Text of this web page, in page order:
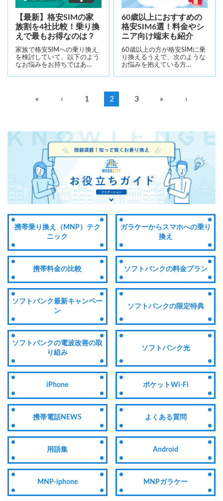
【最新】格安SIMの家
族割を4社比較！乗り換
えで最もお得なのは？
家族で格安SIMへの乗り換え
を検討していて、以下のよう
なお悩みをお持ちではあ…
60歳以上におすすめの
格安SIM6選！料金やシ
ニア向け端末も紹介
60歳以上の方が格安SIMに乗
り換えるうえで、次のような
お悩みを抱えている方…
« ‹ 1 2 3 » ›
携帯乗り換え（MNP）テク
ニック
ガラケーからスマホへの乗り
換え
携帯料金の比較 ソフトバンクの料金プラン
ソフトバンク最新キャンペー
ン
ソフトバンクの限定特典
ソフトバンクの電波改善の取
り組み
ソフトバンク光
iPhone ポケットWi-Fi
携帯電話NEWS よくある質問
用語集 Android
MNP-iphone MNPガラケー